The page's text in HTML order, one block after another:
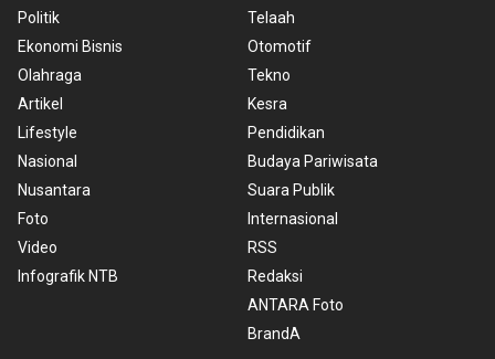
Politik
Ekonomi Bisnis
Olahraga
Artikel
Lifestyle
Nasional
Nusantara
Foto
Video
Infografik NTB
Telaah
Otomotif
Tekno
Kesra
Pendidikan
Budaya Pariwisata
Suara Publik
Internasional
RSS
Redaksi
ANTARA Foto
BrandA